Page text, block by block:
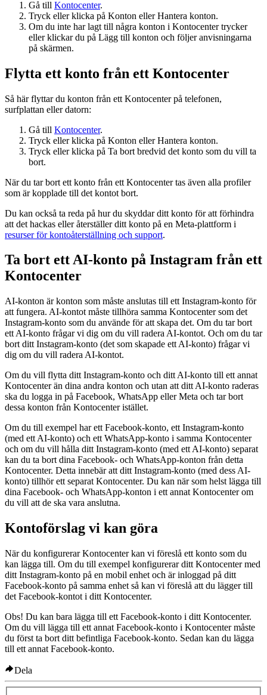
Gå till Kontocenter.
Tryck eller klicka på Konton ellerHantera konton.
Om du inte har lagt till några konton i Kontocenter trycker
eller klickar du på Lägg till konton och följer anvisningarna
på skärmen.
Flytta ett konto från ett Kontocenter
Så här flyttar du konton från ett Kontocenter på telefonen,
surfplattan eller datorn:
Gå till Kontocenter.
Tryck eller klicka på Konton ellerHantera konton.
Tryck eller klicka på Ta bort bredvid det konto som du vill ta
bort.
När du tar bort ett konto från ett Kontocenter tas även alla profiler
som är kopplade till det kontot bort.
Du kan också ta reda på hur du skyddar ditt konto för att förhindra
att det hackas eller återställer ditt konto på en Meta-plattform i
resurser för kontoåterställning och support.
Ta bort ett AI-konto på Instagram från ett
Kontocenter
AI-konton är konton som måste anslutas till ett Instagram-konto för
att fungera. AI-kontot måste tillhöra samma Kontocenter som det
Instagram-konto som du använde för att skapa det. Om du tar bort
ett AI-konto frågar vi dig om du vill radera AI-kontot. Och om du tar
bort ditt Instagram-konto (det som skapade ett AI-konto) frågar vi
dig om du vill radera AI-kontot.
Om du vill flytta ditt Instagram-konto och ditt AI-konto till ett annat
Kontocenter än dina andra konton och utan att ditt AI-konto raderas
ska du logga in på Facebook, WhatsApp eller Meta och tar bort
dessa konton från Kontocenter istället.
Om du till exempel har ett Facebook-konto, ett Instagram-konto
(med ett AI-konto) och ett WhatsApp-konto i samma Kontocenter
och om du vill hålla ditt Instagram-konto (med ett AI-konto) separat
kan du ta bort dina Facebook- och WhatsApp-konton från detta
Kontocenter. Detta innebär att ditt Instagram-konto (med dess AI-
konto) tillhör ett separat Kontocenter. Du kan när som helst lägga till
dina Facebook- och WhatsApp-konton i ett annat Kontocenter om
du vill att de ska vara anslutna.
Kontoförslag vi kan göra
När du konfigurerar Kontocenter kan vi föreslå ett konto som du
kan lägga till. Om du till exempel konfigurerar ditt Kontocenter med
ditt Instagram-konto på en mobil enhet och är inloggad på ditt
Facebook-konto på samma enhet så kan vi föreslå att du lägger till
det Facebook-kontot i ditt Kontocenter.
Obs! Du kan bara lägga till ett Facebook-konto i ditt Kontocenter.
Om du vill lägga till ett annat Facebook-konto i Kontocenter måste
du först ta bort ditt befintliga Facebook-konto. Sedan kan du lägga
till ett annat Facebook-konto.
Dela